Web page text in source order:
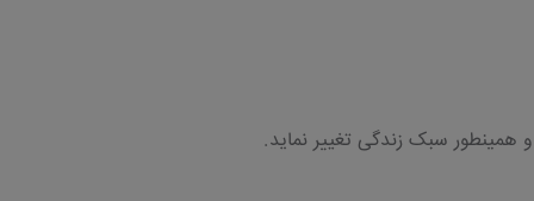
سبک زندگی تغییر نماید.